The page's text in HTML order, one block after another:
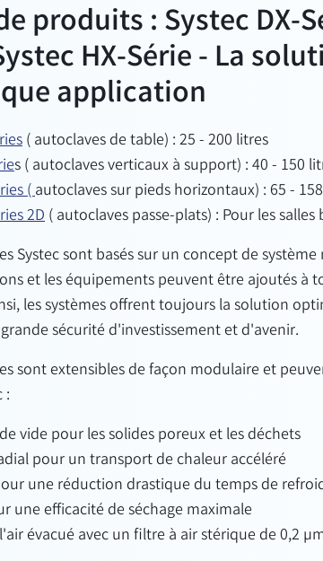
produits : Systec DX-
HX-Série - La
application
(autoclaves de table) : 25 - 200 litres
s(autoclaves verticaux à support) : 40 - 150
(autoclaves sur pieds horizontaux) : 65 -
2D(autoclaves passe-plats) : Pour les
Systec sont basés sur un concept de
et les équipements peuvent être ajoutés à
les systèmes offrent toujours la solution
sécurité d'investissement et d'avenir.
sont extensibles de façon modulaire et
:
vide pour les solides poreux et les déchets
pour un transport de chaleur accéléré
une réduction drastique du temps de
une efficacité de séchage maximale
évacué avec un filtre à air stérique de 0,2